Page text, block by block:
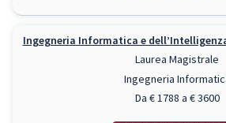
Ingegneria Informatica e
Laurea Magistrale
Ingegneria
Da € 1788 a € 3600